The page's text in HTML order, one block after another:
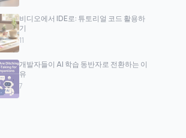
비디오에서 IDE로: 튜토리얼 코드 활용하
기
11
개발자들이 AI 학습 동반자로 전환하는 이
유
7